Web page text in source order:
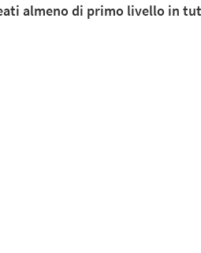
almeno di primo livello in